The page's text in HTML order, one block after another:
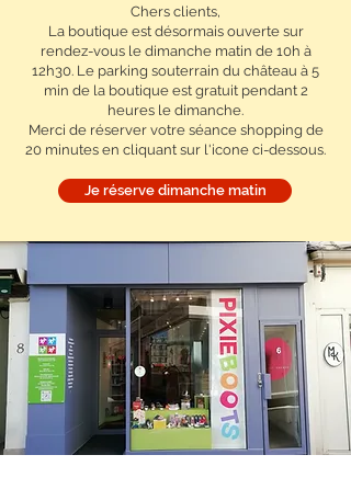
Chers clients,
La boutique est désormais ouverte sur
rendez-vous le dimanche matin de 10h à
12h30. Le parking souterrain du château à 5
min de la boutique est gratuit pendant 2
heures le dimanche.
Merci de réserver votre séance shopping de
20 minutes en cliquant sur l'icone ci-dessous.
Je réserve dimanche matin